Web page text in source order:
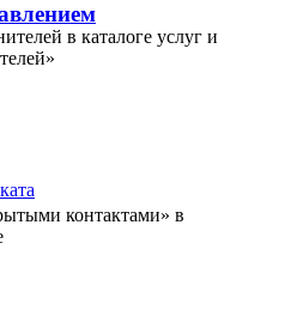
в каталоге услуг и
контактами» в